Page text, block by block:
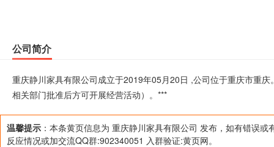
公司简介
重庆静川家具有限公司成立于2019年05月20日 ,公司位于重庆市重
相关部门批准后方可开展经营活动）。***
温馨提示 ：本条黄页信息为 重庆静川家具有限公司 发布，如有错误或
反应情况或加交流QQ群:902340051 入群验证:黄页网。